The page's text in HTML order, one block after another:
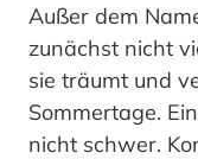
Außer dem
zunächst nicht
sie träumt und
Sommertage.
nicht schwer.